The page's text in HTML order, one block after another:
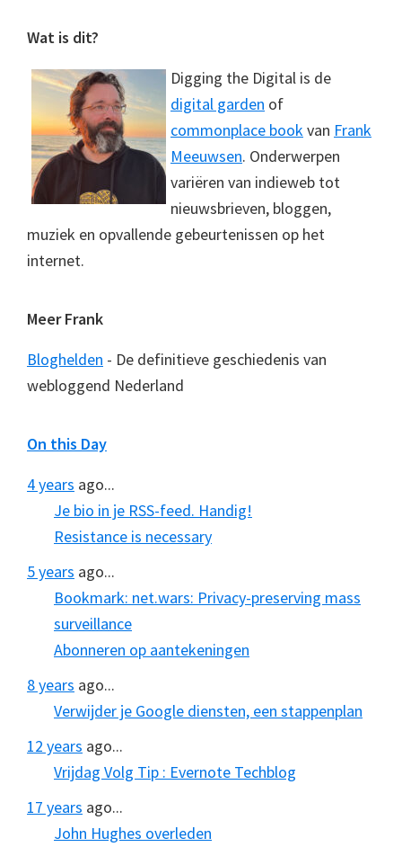
Footer
Wat is dit?
Digging the Digital is de
digital garden of
commonplace bookvan Frank
Meeuwsen. Onderwerpen
variëren van indieweb tot
nieuwsbrieven, bloggen,
muziek en opvallende gebeurtenissen op het
internet.
Meer Frank
Bloghelden - De definitieve geschiedenis van
webloggend Nederland
On this Day
4 years ago...
Je bio in je RSS-feed. Handig!
Resistance is necessary
5 years ago...
Bookmark: net.wars: Privacy-preserving mass
surveillance
Abonneren op aantekeningen
8 years ago...
Verwijder je Google diensten, een stappenplan
12 years ago...
Vrijdag Volg Tip : Evernote Techblog
17 years ago...
John Hughes overleden